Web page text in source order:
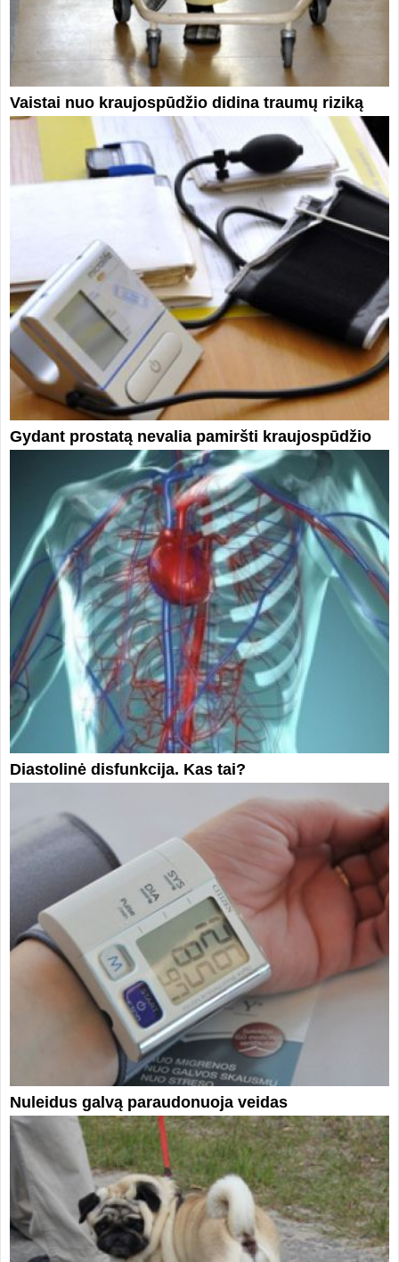
Vaistai nuo kraujospūdžio didina traumų riziką
Gydant prostatą nevalia pamiršti kraujospūdžio
Diastolinė disfunkcija. Kas tai?
Nuleidus galvą paraudonuoja veidas